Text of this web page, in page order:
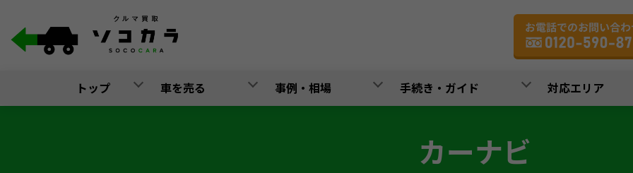
トップ 車を売る 事例・相場 手続き・ガイド 対応エリア
カーナビ